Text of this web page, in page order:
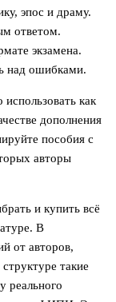
эпос и драму.
ответом.
экзамена.
над ошибками.
как
дополнения
пособия с
авторы
и купить всё
В
от авторов,
такие
реального